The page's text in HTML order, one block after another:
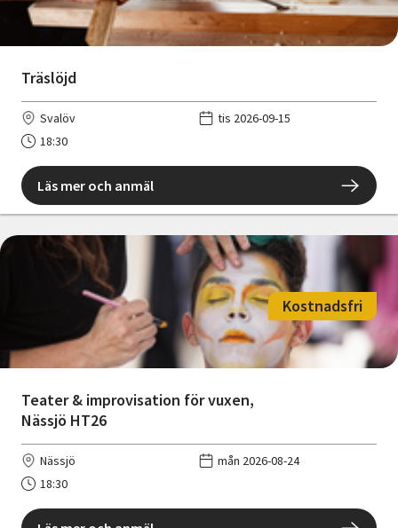
Träslöjd
Svalöv
tis 2026-09-15
18:30
Läs mer och anmäl
Teater & improvisation för vuxen,
Nässjö HT26
Kostnadsfri
Nässjö
mån 2026-08-24
18:30